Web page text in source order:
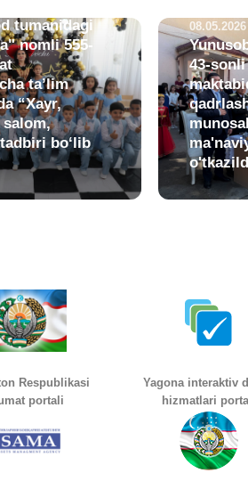
tumanidagi
nomli 555-
ta’lim
“Xayr,
salom,
bo‘lib
43-
Respublikasi
portali
Yagona interaktiv
hizmatlari